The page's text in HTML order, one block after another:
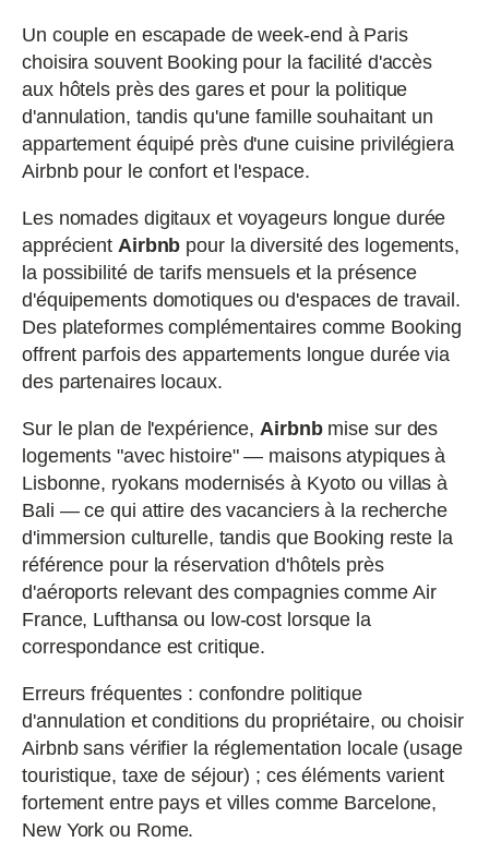
Un couple en escapade de week-end à Paris
choisira souvent Booking pour la facilité d'accès
aux hôtels près des gares et pour la politique
d'annulation, tandis qu'une famille souhaitant un
appartement équipé près d'une cuisine privilégiera
Airbnb pour le confort et l'espace.
Les nomades digitaux et voyageurs longue durée
apprécient Airbnb pour la diversité des logements,
la possibilité de tarifs mensuels et la présence
d'équipements domotiques ou d'espaces de travail.
Des plateformes complémentaires comme Booking
offrent parfois des appartements longue durée via
des partenaires locaux.
Sur le plan de l'expérience,Airbnbmise sur des
logements "avec histoire" — maisons atypiques à
Lisbonne, ryokans modernisés à Kyoto ou villas à
Bali — ce qui attire des vacanciers à la recherche
d'immersion culturelle, tandis que Booking reste la
référence pour la réservation d'hôtels près
d'aéroports relevant des compagnies comme Air
France, Lufthansa ou low-cost lorsque la
correspondance est critique.
Erreurs fréquentes : confondre politique
d'annulation et conditions du propriétaire, ou choisir
Airbnb sans vérifier la réglementation locale (usage
touristique, taxe de séjour) ; ces éléments varient
fortement entre pays et villes comme Barcelone,
New York ou Rome.